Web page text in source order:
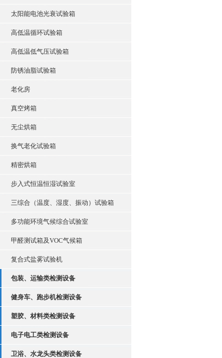
太阳能电池光衰试验箱
高低温循环试验箱
高低温低气压试验箱
防锈油脂试验箱
老化房
真空烤箱
无尘烘箱
换气老化试验箱
精密烘箱
步入式恒温恒湿试验室
三综合（温度、湿度、振动）试验箱
多功能环境气候综合试验室
甲醛测试箱及VOC气候箱
复合式盐雾试验机
包装、运输类检测设备
健身车、跑步机检测设备
塑胶、材料类检测设备
电子电工类检测设备
卫浴、水龙头类检测设备